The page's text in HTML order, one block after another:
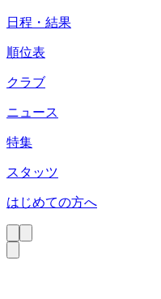
日程・結果
順位表
クラブ
ニュース
特集
スタッツ
はじめての方へ